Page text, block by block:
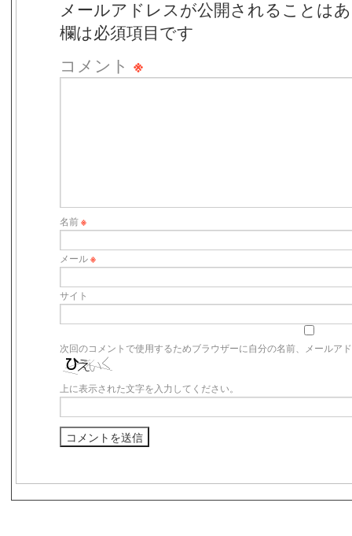
メールアドレスが公開されることは
欄は必須項目です
コメント ※
名前※
メール※
サイト
次回のコメントで使用するためブラウザーに自分の名前、メールア
上に表示された文字を入力してください。
s3